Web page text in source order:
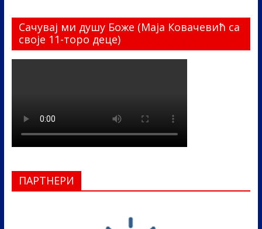
Сачувај ми душу Боже (Маја Ковачевић са
своје 11-торо деце)
ПАРТНЕРИ